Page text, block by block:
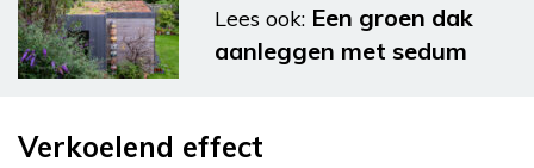
Lees ook: Een groen dak
aanleggen met sedum
Verkoelend effect